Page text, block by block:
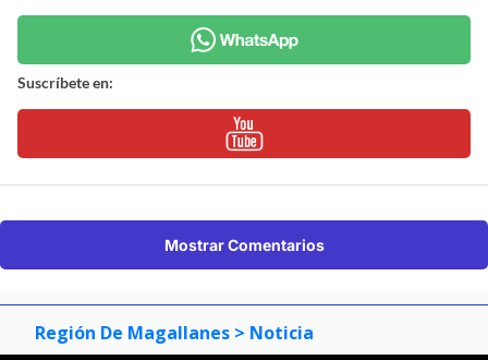
Suscríbete en:
Mostrar Comentarios
Región De Magallanes > Noticia